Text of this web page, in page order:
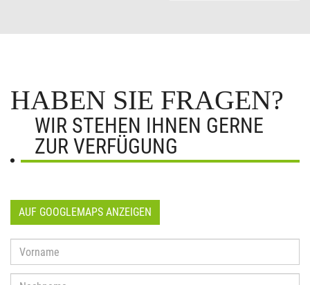
HABEN SIE FRAGEN?
WIR STEHEN IHNEN GERNE
ZUR VERFÜGUNG
AUF GOOGLEMAPS ANZEIGEN